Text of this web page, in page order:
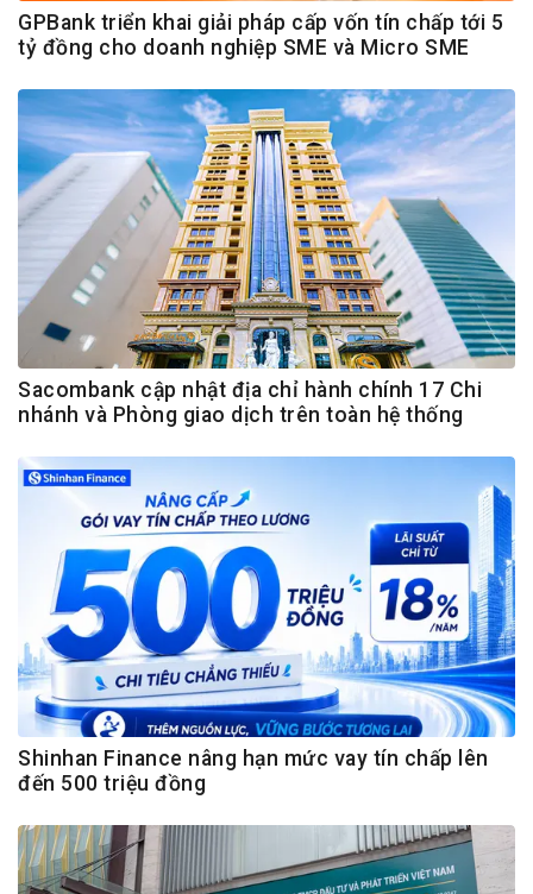
GPBank triển khai giải pháp cấp vốn tín chấp tới 5
tỷ đồng cho doanh nghiệp SME và Micro SME
Sacombank cập nhật địa chỉ hành chính 17 Chi
nhánh và Phòng giao dịch trên toàn hệ thống
Shinhan Finance nâng hạn mức vay tín chấp lên
đến 500 triệu đồng